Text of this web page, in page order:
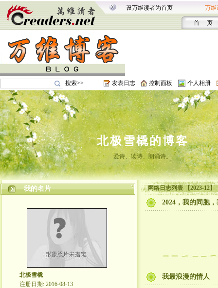
设万维读者为首页 万维
首 页
搜索>> 发表日志 控制面板 个人相册
北极雪橇的博客
爱诗、读诗、朗诵诗。
我的名片
北极雪橇
注册日期: 2016-08-13
网络日志列表 【2023-12】
2024，我的同胞
我最浪漫的情人